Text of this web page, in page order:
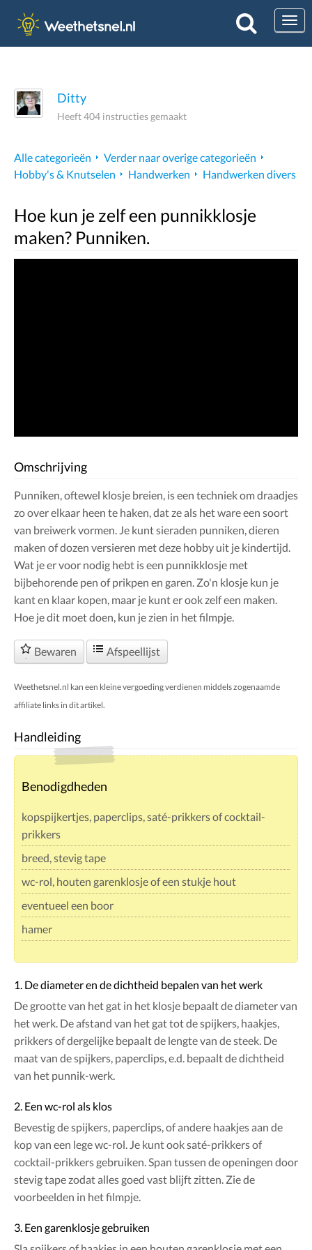
Ditty
Heeft 404 instructies gemaakt
Alle categorieën
Verder naar overige categorieën
Hobby's & Knutselen
Handwerken Handwerken divers
Hoe kun je zelf een punnikklosje
maken? Punniken.
Omschrijving
Punniken, oftewel klosje breien, is een techniek om draadjes
zo over elkaar heen te haken, dat ze als het ware een soort
van breiwerk vormen. Je kunt sieraden punniken, dieren
maken of dozen versieren met deze hobby uit je kindertijd.
Wat je er voor nodig hebt is een punnikklosje met
bijbehorende pen of prikpen en garen. Zo'n klosje kun je
kant en klaar kopen, maar je kunt er ook zelf een maken.
Hoe je dit moet doen, kun je zien in het filmpje.
Bewaren Afspeellijst
Weethetsnel.nl kan een kleine vergoeding verdienen middels zogenaamde
affiliate links in dit artikel.
Handleiding
Benodigdheden
kopspijkertjes, paperclips, saté-prikkers of cocktail-
prikkers
breed, stevig tape
wc-rol, houten garenklosje of een stukje hout
eventueel een boor
hamer
1. De diameter en de dichtheid bepalen van het werk
De grootte van het gat in het klosje bepaalt de diameter van
het werk. De afstand van het gat tot de spijkers, haakjes,
prikkers of dergelijke bepaalt de lengte van de steek. De
maat van de spijkers, paperclips, e.d. bepaalt de dichtheid
van het punnik-werk.
2. Een wc-rol als klos
Bevestig de spijkers, paperclips, of andere haakjes aan de
kop van een lege wc-rol. Je kunt ook saté-prikkers of
cocktail-prikkers gebruiken. Span tussen de openingen door
stevig tape zodat alles goed vast blijft zitten. Zie de
voorbeelden in het filmpje.
3. Een garenklosje gebruiken